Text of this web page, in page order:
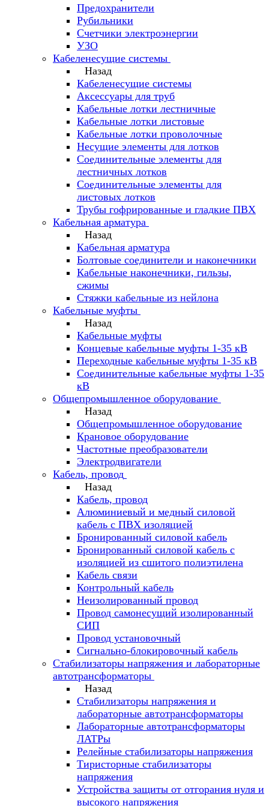
Предохранители
Рубильники
Счетчики электроэнергии
УЗО
Кабеленесущие системы
Назад
Кабеленесущие системы
Аксессуары для труб
Кабельные лотки лестничные
Кабельные лотки листовые
Кабельные лотки проволочные
Несущие элементы для лотков
Соединительные элементы для
лестничных лотков
Соединительные элементы для
листовых лотков
Трубы гофрированные и гладкие ПВХ
Кабельная арматура
Назад
Кабельная арматура
Болтовые соединители и наконечники
Кабельные наконечники, гильзы,
сжимы
Стяжки кабельные из нейлона
Кабельные муфты
Назад
Кабельные муфты
Концевые кабельные муфты 1-35 кВ
Переходные кабельные муфты 1-35 кВ
Соединительные кабельные муфты 1-35
кВ
Общепромышленное оборудование
Назад
Общепромышленное оборудование
Крановое оборудование
Частотные преобразователи
Электродвигатели
Кабель, провод
Назад
Кабель, провод
Алюминиевый и медный силовой
кабель с ПВХ изоляцией
Бронированный силовой кабель
Бронированный силовой кабель с
изоляцией из сшитого полиэтилена
Кабель связи
Контрольный кабель
Неизолированный провод
Провод самонесущий изолированный
СИП
Провод установочный
Сигнально-блокировочный кабель
Стабилизаторы напряжения и лабораторные
автотрансформаторы
Назад
Стабилизаторы напряжения и
лабораторные автотрансформаторы
Лабораторные автотрансформаторы
ЛАТРы
Релейные стабилизаторы напряжения
Тиристорные стабилизаторы
напряжения
Устройства защиты от отгорания нуля и
высокого напряжения